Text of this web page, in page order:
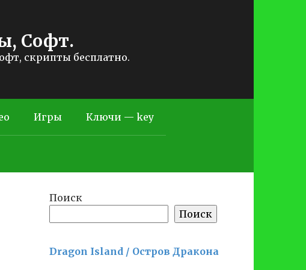
Софт.
скрипты бесплатно.
Игры Ключи — key
Поиск
Поиск
Dragon Island / Остров Дракона